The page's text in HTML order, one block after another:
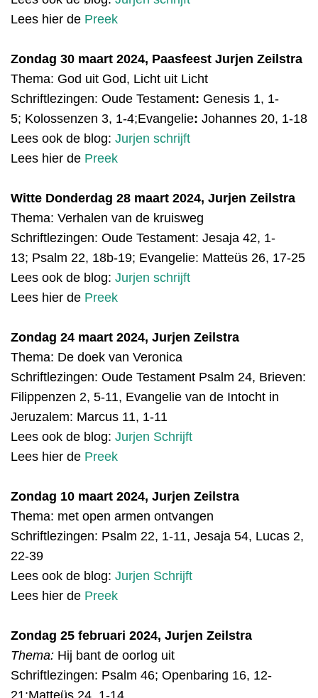
Lees hier de Preek
Zondag 30 maart 2024, Paasfeest Jurjen Zeilstra
Thema: God uit God, Licht uit Licht
Schriftlezingen: Oude Testament: Genesis 1, 1-
5; Kolossenzen 3, 1-4;Evangelie: Johannes 20, 1-18
Lees ook de blog: Jurjen schrijft
Lees hier de Preek
Witte Donderdag 28 maart 2024, Jurjen Zeilstra
Thema: Verhalen van de kruisweg
Schriftlezingen: Oude Testament: Jesaja 42, 1-
13; Psalm 22, 18b-19; Evangelie: Matteüs 26, 17-25
Lees ook de blog: Jurjen schrijft
Lees hier de Preek
Zondag 24 maart 2024, Jurjen Zeilstra
Thema: De doek van Veronica
Schriftlezingen: Oude Testament Psalm 24, Brieven:
Filippenzen 2, 5-11, Evangelie van de Intocht in
Jeruzalem: Marcus 11, 1-11
Lees ook de blog: Jurjen Schrijft
Lees hier de Preek
Zondag 10 maart 2024, Jurjen Zeilstra
Thema: met open armen ontvangen
Schriftlezingen: Psalm 22, 1-11, Jesaja 54, Lucas 2,
22-39
Lees ook de blog: Jurjen Schrijft
Lees hier de Preek
Zondag 25 februari 2024, Jurjen Zeilstra
Thema: Hij bant de oorlog uit
Schriftlezingen: Psalm 46; Openbaring 16, 12-